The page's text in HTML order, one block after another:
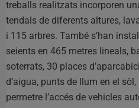
treballs realitzats incorporen
tendals de diferents altures,
i 115 arbres. També s’han
seients en 465 metres lineals,
soterrats, 30 places
d’aigua, punts de llum en el
permetre l’accés de vehicles